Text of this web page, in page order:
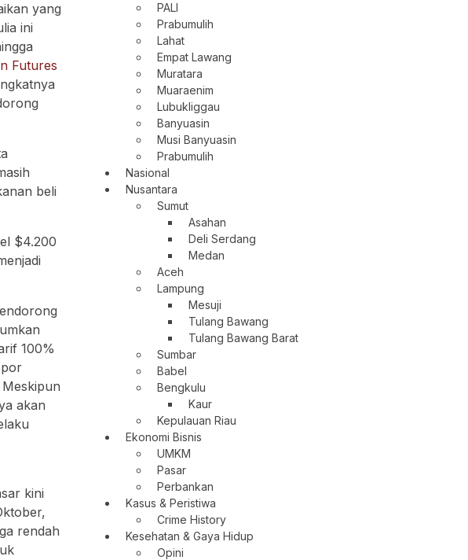
yang
ini
Futures
beli
$4.200
100%
akan
kini
rendah
PALI
Prabumulih
Lahat
Empat Lawang
Muratara
Muaraenim
Lubukliggau
Banyuasin
Musi Banyuasin
Prabumulih
Nasional
Nusantara
Sumut
Asahan
Deli Serdang
Medan
Aceh
Lampung
Mesuji
Tulang Bawang
Tulang Bawang Barat
Sumbar
Babel
Bengkulu
Kaur
Kepulauan Riau
Ekonomi Bisnis
UMKM
Pasar
Perbankan
Kasus & Peristiwa
Crime History
Kesehatan & Gaya Hidup
Opini